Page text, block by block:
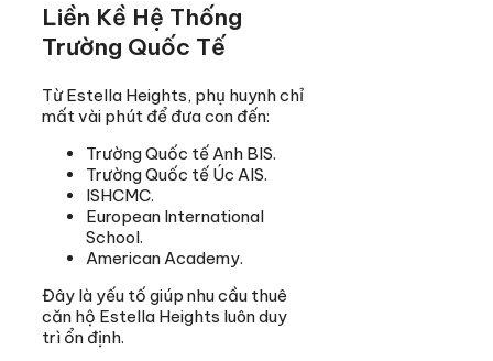
Liền Kề Hệ Thống
Trường Quốc Tế
Từ Estella Heights, phụ huynh chỉ
mất vài phút để đưa con đến:
Trường Quốc tế Anh BIS.
Trường Quốc tế Úc AIS.
ISHCMC.
European International
School.
American Academy.
Đây là yếu tố giúp nhu cầu thuê
căn hộ Estella Heights luôn duy
trì ổn định.